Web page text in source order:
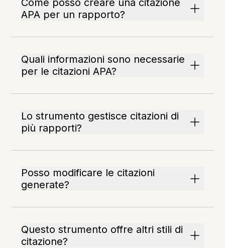
Come posso creare una citazione
APA per un rapporto?
Quali informazioni sono necessarie
per le citazioni APA?
Lo strumento gestisce citazioni di
più rapporti?
Posso modificare le citazioni
generate?
Questo strumento offre altri stili di
citazione?